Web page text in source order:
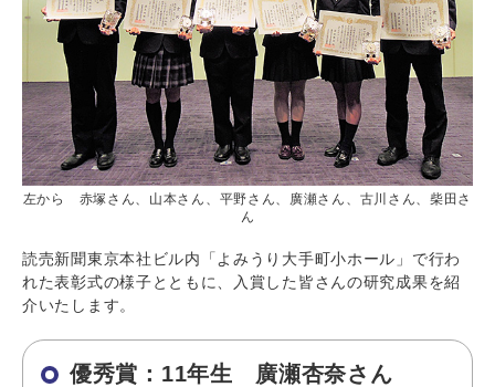
左から 赤塚さん、山本さん、平野さん、廣瀬さん、古川さん、柴田さ
ん
読売新聞東京本社ビル内「よみうり大手町小ホール」で行わ
れた表彰式の様子とともに、入賞した皆さんの研究成果を紹
介いたします。
優秀賞：11年生 廣瀬杏奈さん